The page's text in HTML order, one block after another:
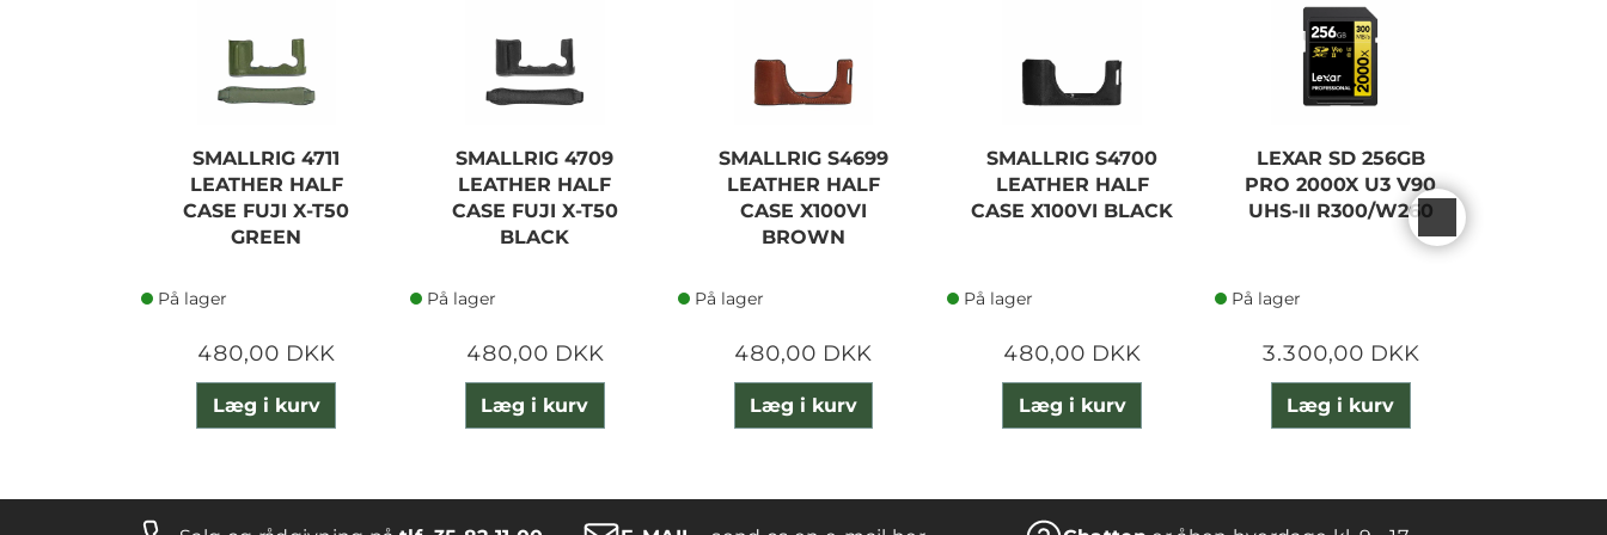
SMALLRIG 4711
LEATHER HALF
CASE FUJI X-T50
GREEN
På lager
480,00 DKK
Læg i kurv
SMALLRIG 4709
LEATHER HALF
CASE FUJI X-T50
BLACK
På lager
480,00 DKK
Læg i kurv
SMALLRIG S4699
LEATHER HALF
CASE X100VI
BROWN
På lager
480,00 DKK
Læg i kurv
SMALLRIG S4700
LEATHER HALF
CASE X100VI BLACK
På lager
480,00 DKK
Læg i kurv
LEXAR SD 256GB
PRO 2000X U3 V90
UHS-II R300/W260
På lager
3.300,00 DKK
Læg i kurv